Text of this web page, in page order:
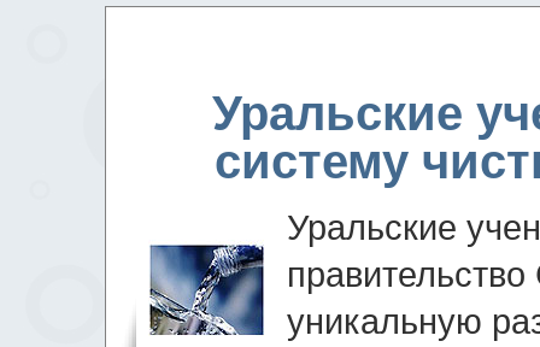
Уральские
систему
Уральские
уникальную